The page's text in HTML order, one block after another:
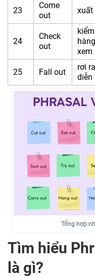
23
Come
out
xuất
24
Check
out
xem
25 Fall out
rơi
diễn
Tổng hợp
Tìm hiểu
là gì?